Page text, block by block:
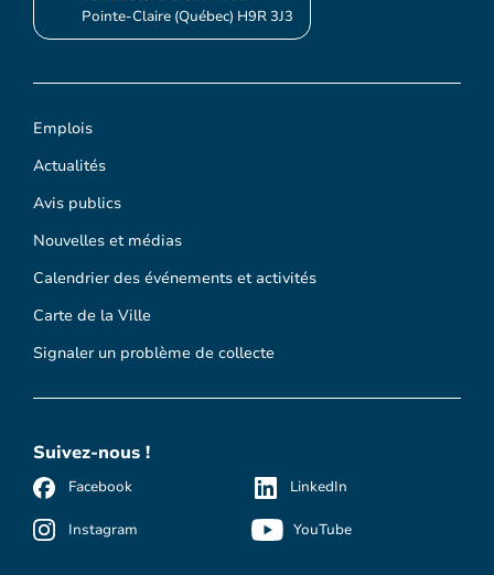
Emplois
Actualités
Avis publics
Nouvelles et médias
Calendrier des événements et activités
Carte de la Ville
Signaler un problème de collecte
Pointe-Claire (Québec) H9R 3J3
Suivez-nous !
Facebook
Instagram
LinkedIn
YouTube